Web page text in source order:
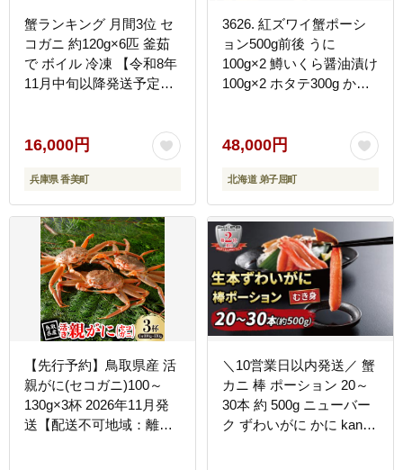
蟹ランキング 月間3位 セ
コガニ 約120g×6匹 釜茹
で ボイル 冷凍 【令和8年
11月中旬以降発送予定】
16,000円
兵庫県 香美町
3626. 紅ズワイ蟹ポーシ
ョン500g前後 うに
100g×2 鱒いくら醤油漬け
100g×2 ホタテ300g かに
弟子屈町
48,000円
北海道 弟子屈町
【先行予約】鳥取県産 活
親がに(セコガニ)100～
130g×3杯 2026年11月発
送【配送不可地域：離
＼10営業日以内発送／ 蟹
カニ 棒 ポーション 20～
30本 約 500g ニューバー
ク ずわいがに かに kani